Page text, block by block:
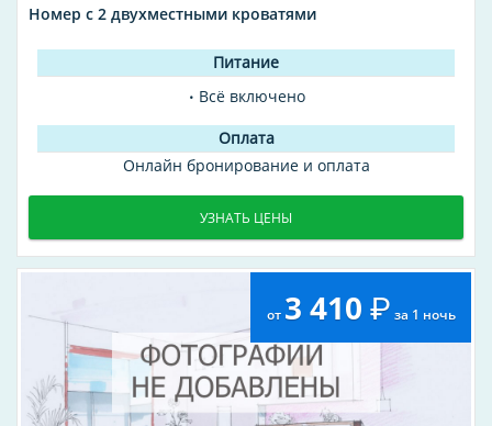
Номер с 2 двухместными кроватями
Всё включено
Онлайн бронирование и оплата
УЗНАТЬ ЦЕНЫ
от 3 410 за 1 ночь